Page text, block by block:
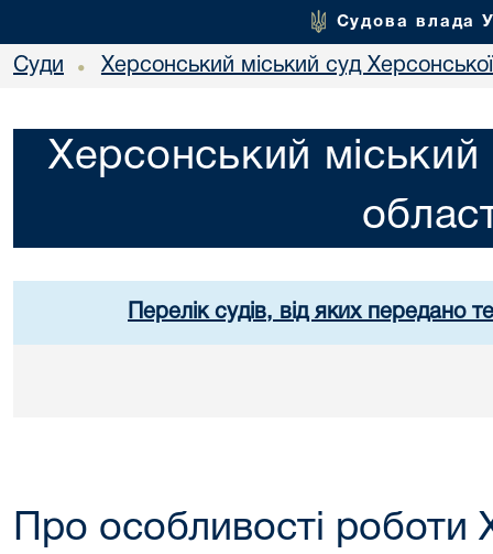
Судова влада
Суди • Херсонський міський суд Херсонської
Херсонський міський
Перелік судів, від яких передано
Про особливості